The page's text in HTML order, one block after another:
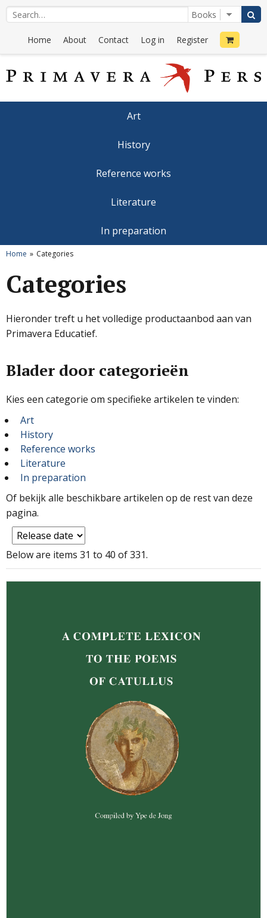
Home About Contact Log in Register
Art
History
Reference works
Literature
In preparation
Home Categories
Categories
Hieronder treft u het volledige productaanbod aan van
Primavera Educatief.
Blader door categorieën
Kies een categorie om specifieke artikelen te vinden:
Art
History
Reference works
Literature
In preparation
Of bekijk alle beschikbare artikelen op de rest van deze
pagina.
Below are items 31 to 40 of 331.